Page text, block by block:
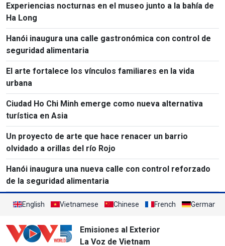
Experiencias nocturnas en el museo junto a la bahía de
Ha Long
Hanói inaugura una calle gastronómica con control de
seguridad alimentaria
El arte fortalece los vínculos familiares en la vida
urbana
Ciudad Ho Chi Minh emerge como nueva alternativa
turística en Asia
Un proyecto de arte que hace renacer un barrio
olvidado a orillas del río Rojo
Hanói inaugura una nueva calle con control reforzado
de la seguridad alimentaria
English Vietnamese Chinese French German
Emisiones al Exterior
La Voz de Vietnam